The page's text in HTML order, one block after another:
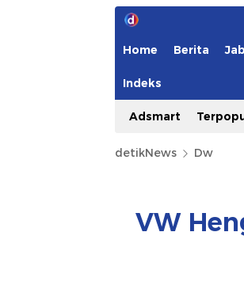
Home Berita
Indeks
Adsmart
detikNews Dw
VW